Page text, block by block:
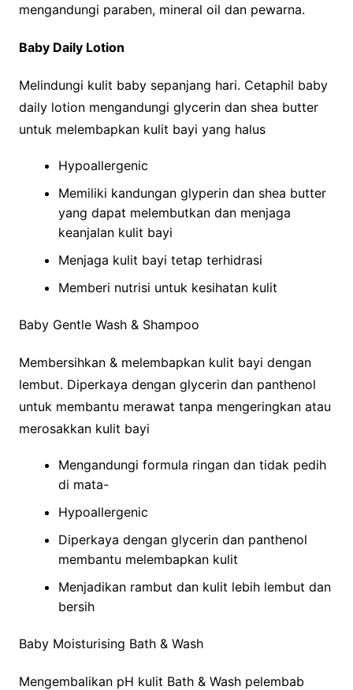
mengandungi paraben, mineral oil dan pewarna.
Baby Daily Lotion
Melindungi kulit baby sepanjang hari. Cetaphil baby
daily lotion mengandungi glycerin dan shea butter
untuk melembapkan kulit bayi yang halus
Hypoallergenic
Memiliki kandungan glyperin dan shea butter
yang dapat melembutkan dan menjaga
keanjalan kulit bayi
Menjaga kulit bayi tetap terhidrasi
Memberi nutrisi untuk kesihatan kulit
Baby Gentle Wash & Shampoo
Membersihkan & melembapkan kulit bayi dengan
lembut. Diperkaya dengan glycerin dan panthenol
untuk membantu merawat tanpa mengeringkan atau
merosakkan kulit bayi
Mengandungi formula ringan dan tidak pedih
di mata-
Hypoallergenic
Diperkaya dengan glycerin dan panthenol
membantu melembapkan kulit
Menjadikan rambut dan kulit lebih lembut dan
bersih
Baby Moisturising Bath & Wash
Mengembalikan pH kulit Bath & Wash pelembab